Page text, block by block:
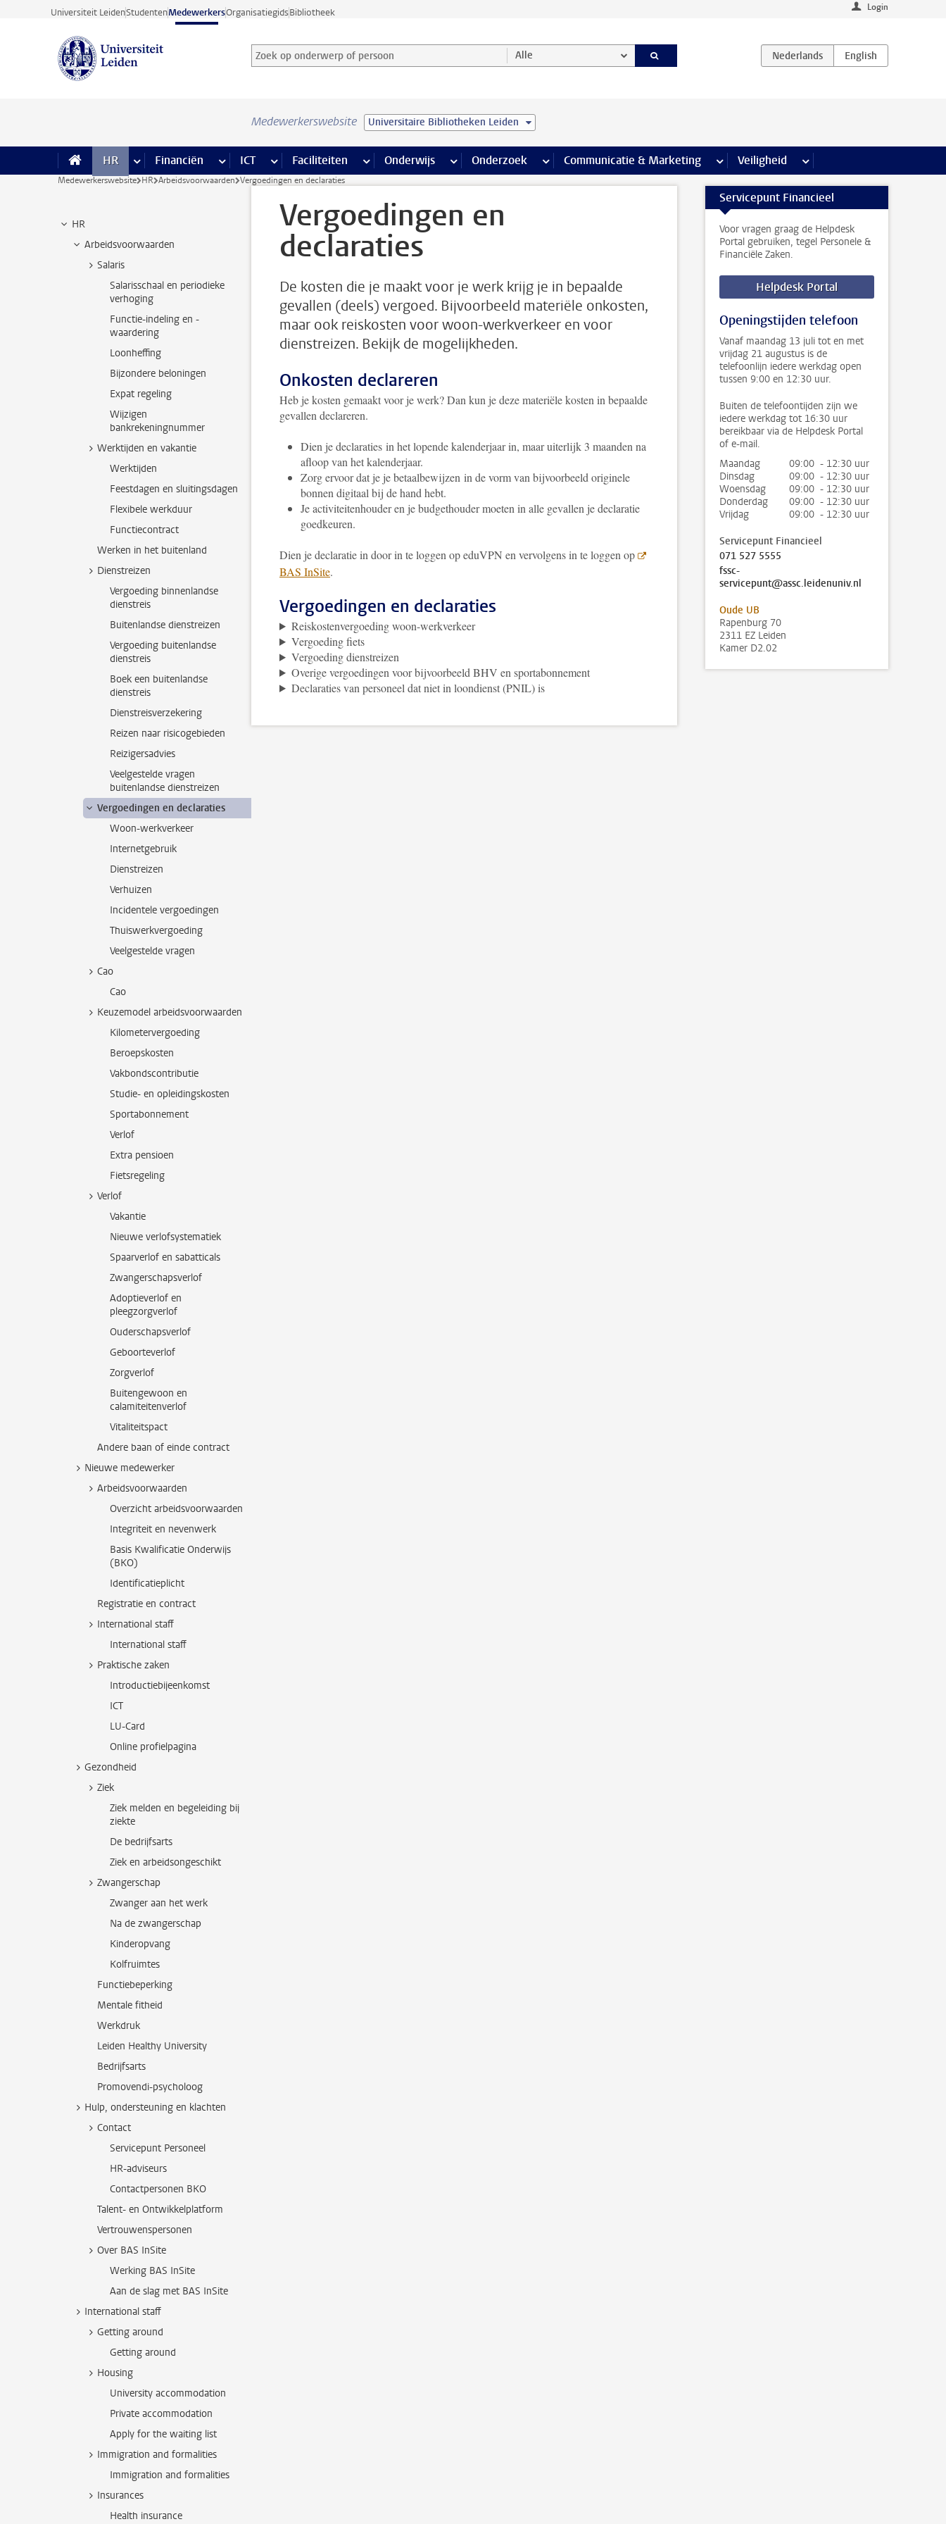
Ga direct naar de inhoud
Universiteit LeidenStudentenMedewerkersOrganisatiegidsBibliotheek Login
Zoek op onderwerp of persoon en selecteer categorie
Zoekterm Alle
Medewerkerswebsite Universitaire Bibliotheken Leiden
HR meer HR pagina’s
Financiën meer Financiën pagina’s
ICT meer ICT pagina’s
Faciliteiten meer Faciliteiten pagina’s
Onderwijs meer Onderwijs pagina’s
Onderzoek meer Onderzoek pagina’s
Communicatie & Marketing meer Communicatie & Marketing pagina’s
Veiligheid meer Veiligheid pagina’s
Medewerkerswebsite HR Arbeidsvoorwaarden Vergoedingen en declaraties
HR
Arbeidsvoorwaarden
Salaris
Salarisschaal en periodieke
verhoging
Functie-indeling en -
waardering
Loonheffing
Bijzondere beloningen
Expat regeling
Wijzigen
bankrekeningnummer
Werktijden en vakantie
Werktijden
Feestdagen en sluitingsdagen
Flexibele werkduur
Functiecontract
Werken in het buitenland
Dienstreizen
Vergoeding binnenlandse
dienstreis
Buitenlandse dienstreizen
Vergoeding buitenlandse
dienstreis
Boek een buitenlandse
dienstreis
Dienstreisverzekering
Reizen naar risicogebieden
Reizigersadvies
Veelgestelde vragen
buitenlandse dienstreizen
Vergoedingen en declaraties
Woon-werkverkeer
Internetgebruik
Dienstreizen
Verhuizen
Incidentele vergoedingen
Thuiswerkvergoeding
Veelgestelde vragen
Cao
Cao
Keuzemodel arbeidsvoorwaarden
Kilometervergoeding
Beroepskosten
Vakbondscontributie
Studie- en opleidingskosten
Sportabonnement
Verlof
Extra pensioen
Fietsregeling
Verlof
Vakantie
Nieuwe verlofsystematiek
Spaarverlof en sabatticals
Zwangerschapsverlof
Adoptieverlof en
pleegzorgverlof
Ouderschapsverlof
Geboorteverlof
Zorgverlof
Buitengewoon en
calamiteitenverlof
Vitaliteitspact
Andere baan of einde contract
Nieuwe medewerker
Arbeidsvoorwaarden
Overzicht arbeidsvoorwaarden
Integriteit en nevenwerk
Basis Kwalificatie Onderwijs
(BKO)
Identificatieplicht
Registratie en contract
International staff
International staff
Praktische zaken
Introductiebijeenkomst
ICT
LU-Card
Online profielpagina
Gezondheid
Ziek
Ziek melden en begeleiding bij
ziekte
De bedrijfsarts
Ziek en arbeidsongeschikt
Zwangerschap
Zwanger aan het werk
Na de zwangerschap
Kinderopvang
Kolfruimtes
Functiebeperking
Mentale fitheid
Werkdruk
Leiden Healthy University
Bedrijfsarts
Promovendi-psycholoog
Hulp, ondersteuning en klachten
Contact
Servicepunt Personeel
HR-adviseurs
Contactpersonen BKO
Talent- en Ontwikkelplatform
Vertrouwenspersonen
Over BAS InSite
Werking BAS InSite
Aan de slag met BAS InSite
International staff
Getting around
Getting around
Housing
University accommodation
Private accommodation
Apply for the waiting list
Immigration and formalities
Immigration and formalities
Insurances
Health insurance
Vergoedingen en
declaraties
De kosten die je maakt voor je werk krijg je in bepaalde
gevallen (deels) vergoed. Bijvoorbeeld materiële onkosten,
maar ook reiskosten voor woon-werkverkeer en voor
dienstreizen. Bekijk de mogelijkheden.
Onkosten declareren
Heb je kosten gemaakt voor je werk? Dan kun je deze materiële kosten in bepaalde
gevallen declareren.
Dien je declaraties in het lopende kalenderjaar in, maar uiterlijk 3 maanden na
afloop van het kalenderjaar.
Zorg ervoor dat je je betaalbewijzen in de vorm van bijvoorbeeld originele
bonnen digitaal bij de hand hebt.
Je activiteitenhouder en je budgethouder moeten in alle gevallen je declaratie
goedkeuren.
Dien je declaratie in door in te loggen op eduVPN en vervolgens in te loggen op
BAS InSite.
Vergoedingen en declaraties
Reiskostenvergoeding woon-werkverkeer
Vergoeding fiets
Vergoeding dienstreizen
Overige vergoedingen voor bijvoorbeeld BHV en sportabonnement
Declaraties van personeel dat niet in loondienst (PNIL) is
Servicepunt Financieel
Voor vragen graag de Helpdesk
Portal gebruiken, tegel Personele &
Financiële Zaken.
Helpdesk Portal
Openingstijden telefoon
Vanaf maandag 13 juli tot en met
vrijdag 21 augustus is de
telefoonlijn iedere werkdag open
tussen 9:00 en 12:30 uur.
Buiten de telefoontijden zijn we
iedere werkdag tot 16:30 uur
bereikbaar via de Helpdesk Portal
of e-mail.
Maandag
09:00 - 12:30 uur
Dinsdag
09:00 - 12:30 uur
Woensdag
09:00 - 12:30 uur
Donderdag
09:00 - 12:30 uur
Vrijdag
09:00 - 12:30 uur
Servicepunt Financieel
071 527 5555
fssc-
servicepunt@assc.leidenuniv.nl
Oude UB
Rapenburg 70
2311 EZ Leiden
Kamer D2.02